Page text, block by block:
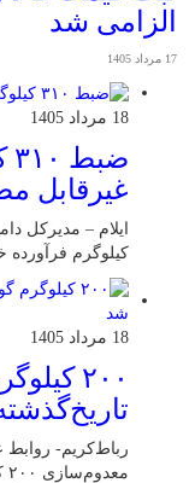
الزامی شد
17 مرداد 1405
18 مرداد 1405
غیرقابل
کیلوگرم فرآورده
18 مرداد 1405
۲۰۰
رباط‌کریم-